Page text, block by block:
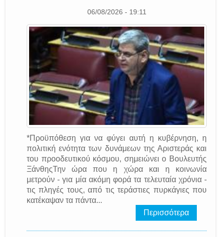
06/08/2026 - 19:11
*Προϋπόθεση για να φύγει αυτή η κυβέρνηση, η
πολιτική ενότητα των δυνάμεων της Αριστεράς και
του προοδευτικού κόσμου, σημειώνει ο Βουλευτής
ΞάνθηςΤην ώρα που η χώρα και η κοινωνία
μετρούν - για μία ακόμη φορά τα τελευταία χρόνια -
τις πληγές τους, από τις τεράστιες πυρκάγιες που
κατέκαψαν τα πάντα...
Περισσότερα